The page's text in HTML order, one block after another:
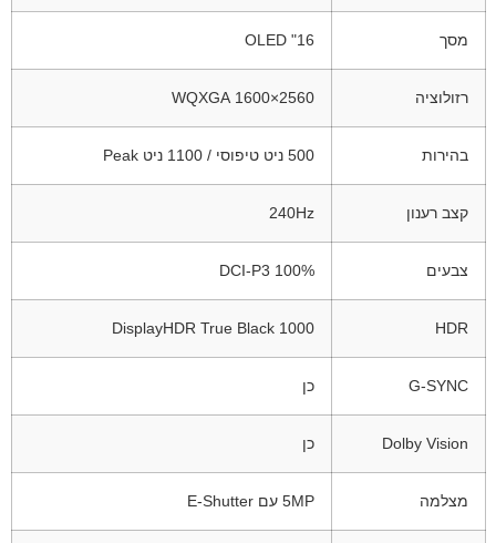
מסך 16" OLED
רזולוציה 2560×1600 WQXGA
בהירות 500 ניט טיפוסי / 1100 ניט Peak
קצב רענון 240Hz
צבעים 100% DCI-P3
HDR
DisplayHDR True Black 1000
G-SYNC כן
Dolby Vision כן
מצלמה 5MP עם E-Shutter